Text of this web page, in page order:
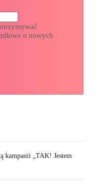
o nowych
kampanii „TAK! Jestem